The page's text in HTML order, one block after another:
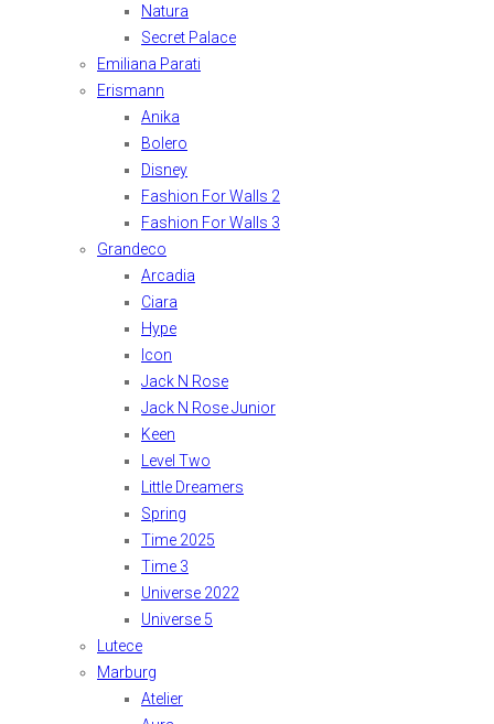
Natura
Secret Palace
Emiliana Parati
Erismann
Anika
Bolero
Disney
Fashion For Walls 2
Fashion For Walls 3
Grandeco
Arcadia
Ciara
Hype
Icon
Jack N Rose
Jack N Rose Junior
Keen
Level Two
Little Dreamers
Spring
Time 2025
Time 3
Universe 2022
Universe 5
Lutece
Marburg
Atelier